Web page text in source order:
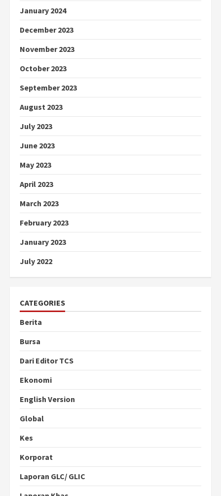
January 2024
December 2023
November 2023
October 2023
September 2023
August 2023
July 2023
June 2023
May 2023
April 2023
March 2023
February 2023
January 2023
July 2022
CATEGORIES
Berita
Bursa
Dari Editor TCS
Ekonomi
English Version
Global
Kes
Korporat
Laporan GLC/ GLIC